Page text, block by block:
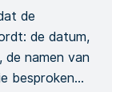
de
de datum,
namen van
besproken